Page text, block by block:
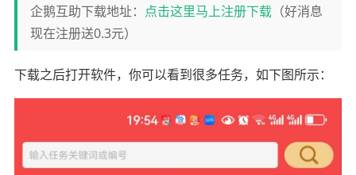
企鹅互助下载地址： 点击这里马上注册下载（好消息
现在注册送0.3元）
下载之后打开软件，你可以看到很多任务，如下图所示：